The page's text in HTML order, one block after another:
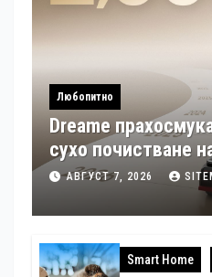
Любопитно
Dreame
сухо почистване
патентни заявки
АВГУСТ 7, 2026
Smart Home